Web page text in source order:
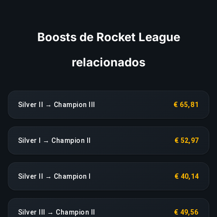
Boosts de Rocket League
relacionados
Silver II → Champion III € 65,81
Silver I → Champion II € 52,97
Silver II → Champion I € 40,14
Silver III → Champion II € 49,56